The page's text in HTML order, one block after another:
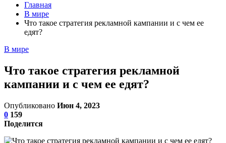
Главная
В мире
Что такое стратегия рекламной кампании и с чем ее
едят?
В мире
Что такое стратегия рекламной
кампании и с чем ее едят?
Опубликовано Июн 4, 2023
0 159
Поделится